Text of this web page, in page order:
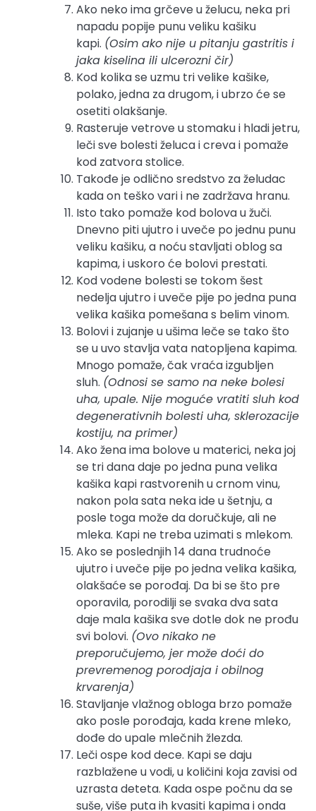
Ako neko ima grčeve u želucu, neka pri
napadu popije punu veliku kašiku
kapi. (Osim ako nije u pitanju gastritis i
jaka kiselina ili ulcerozni čir)
Kod kolika se uzmu tri velike kašike,
polako, jedna za drugom, i ubrzo će se
osetiti olakšanje.
Rasteruje vetrove u stomaku i hladi jetru,
leči sve bolesti želuca i creva i pomaže
kod zatvora stolice.
Takođe je odlično sredstvo za želudac
kada on teško vari i ne zadržava hranu.
Isto tako pomaže kod bolova u žuči.
Dnevno piti ujutro i uveče po jednu punu
veliku kašiku, a noću stavljati oblog sa
kapima, i uskoro će bolovi prestati.
Kod vodene bolesti se tokom šest
nedelja ujutro i uveče pije po jedna puna
velika kašika pomešana s belim vinom.
Bolovi i zujanje u ušima leče se tako što
se u uvo stavlja vata natopljena kapima.
Mnogo pomaže, čak vraća izgubljen
sluh. (Odnosi se samo na neke bolesi
uha, upale. Nije moguće vratiti sluh kod
degenerativnih bolesti uha, sklerozacije
kostiju, na primer)
Ako žena ima bolove u materici, neka joj
se tri dana daje po jedna puna velika
kašika kapi rastvorenih u crnom vinu,
nakon pola sata neka ide u šetnju, a
posle toga može da doručkuje, ali ne
mleka. Kapi ne treba uzimati s mlekom.
Ako se poslednjih 14 dana trudnoće
ujutro i uveče pije po jedna velika kašika,
olakšaće se porođaj. Da bi se što pre
oporavila, porodilji se svaka dva sata
daje mala kašika sve dotle dok ne prođu
svi bolovi. (Ovo nikako ne
preporučujemo, jer može doći do
prevremenog porodjaja i obilnog
krvarenja)
Stavljanje vlažnog obloga brzo pomaže
ako posle porođaja, kada krene mleko,
dođe do upale mlečnih žlezda.
Leči ospe kod dece. Kapi se daju
razblažene u vodi, u količini koja zavisi od
uzrasta deteta. Kada ospe počnu da se
suše, više puta ih kvasiti kapima i onda